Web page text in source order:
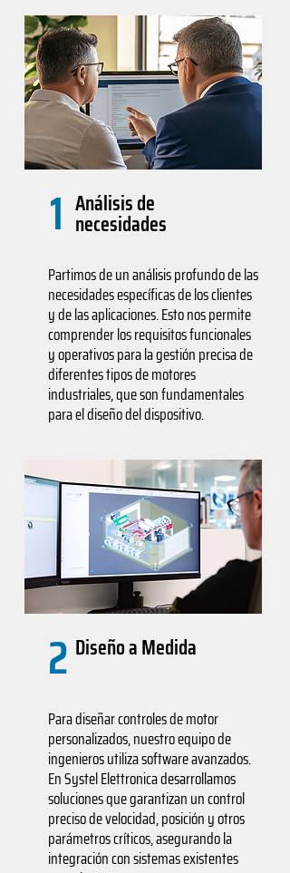
1 Análisis de
necesidades
Partimos de un análisis profundo de las
necesidades específicas de los clientes
y de las aplicaciones. Esto nos permite
comprender los requisitos funcionales
y operativos para la gestión precisa de
diferentes tipos de motores
industriales, que son fundamentales
para el diseño del dispositivo.
2 Diseño a Medida
Para diseñar controles de motor
personalizados, nuestro equipo de
ingenieros utiliza software avanzados.
En Systel Elettronica desarrollamos
soluciones que garantizan un control
preciso de velocidad, posición y otros
parámetros críticos, asegurando la
integración con sistemas existentes